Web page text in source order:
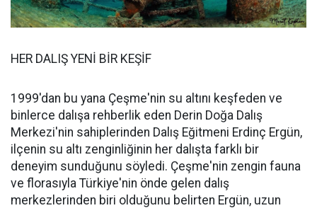
HER DALIŞ YENİ BİR KEŞİF
1999'dan bu yana Çeşme'nin su altını keşfeden ve
binlerce dalışa rehberlik eden Derin Doğa Dalış
Merkezi'nin sahiplerinden Dalış Eğitmeni Erdinç Ergün,
ilçenin su altı zenginliğinin her dalışta farklı bir
deneyim sunduğunu söyledi. Çeşme'nin zengin fauna
ve florasıyla Türkiye'nin önde gelen dalış
merkezlerinden biri olduğunu belirten Ergün, uzun